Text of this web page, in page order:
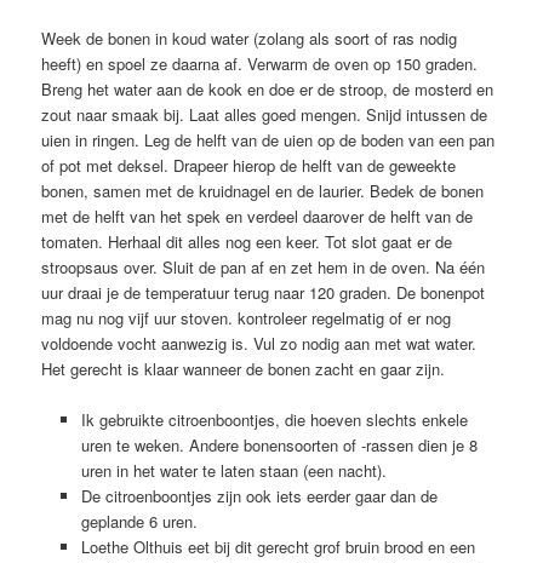
Week de bonen in koud water (zolang als soort of ras nodig
heeft) en spoel ze daarna af. Verwarm de oven op 150 graden.
Breng het water aan de kook en doe er de stroop, de mosterd en
zout naar smaak bij. Laat alles goed mengen. Snijd intussen de
uien in ringen. Leg de helft van de uien op de boden van een pan
of pot met deksel. Drapeer hierop de helft van de geweekte
bonen, samen met de kruidnagel en de laurier. Bedek de bonen
met de helft van het spek en verdeel daarover de helft van de
tomaten. Herhaal dit alles nog een keer. Tot slot gaat er de
stroopsaus over. Sluit de pan af en zet hem in de oven. Na één
uur draai je de temperatuur terug naar 120 graden. De bonenpot
mag nu nog vijf uur stoven. kontroleer regelmatig of er nog
voldoende vocht aanwezig is. Vul zo nodig aan met wat water.
Het gerecht is klaar wanneer de bonen zacht en gaar zijn.
Ik gebruikte citroenboontjes, die hoeven slechts enkele
uren te weken. Andere bonensoorten of -rassen dien je 8
uren in het water te laten staan (een nacht).
De citroenboontjes zijn ook iets eerder gaar dan de
geplande 6 uren.
Loethe Olthuis eet bij dit gerecht grof bruin brood en een